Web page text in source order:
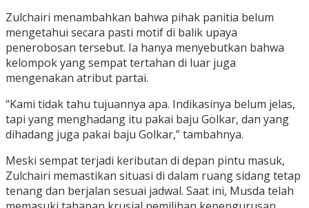
Zulchairi menambahkan bahwa pihak panitia belum
mengetahui secara pasti motif di balik upaya
penerobosan tersebut. Ia hanya menyebutkan bahwa
kelompok yang sempat tertahan di luar juga
mengenakan atribut partai.
“Kami tidak tahu tujuannya apa. Indikasinya belum jelas,
tapi yang menghadang itu pakai baju Golkar, dan yang
dihadang juga pakai baju Golkar,” tambahnya.
Meski sempat terjadi keributan di depan pintu masuk,
Zulchairi memastikan situasi di dalam ruang sidang tetap
tenang dan berjalan sesuai jadwal. Saat ini, Musda telah